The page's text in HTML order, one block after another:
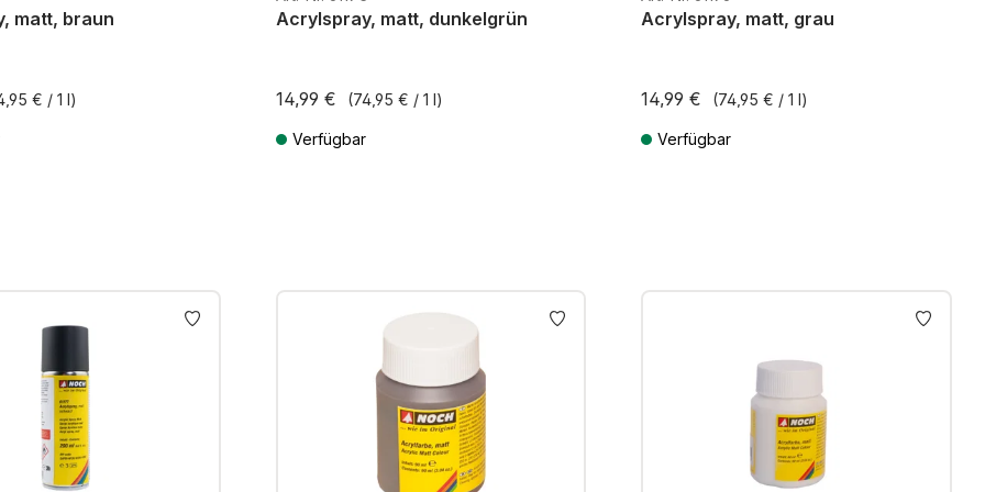
matt, braun
€ / 1 l)
Acrylspray, matt, dunkelgrün
14,99 € (74,95 € / 1 l)
Verfügbar
Acrylspray, matt, grau
14,99 € (74,95 € / 1 l)
Verfügbar